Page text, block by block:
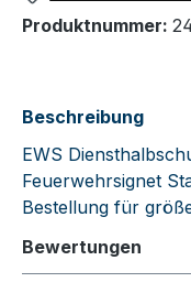
Produktnummer:
Beschreibung
EWS
Feuerwehrsignet
Bestellung für
Bewertungen